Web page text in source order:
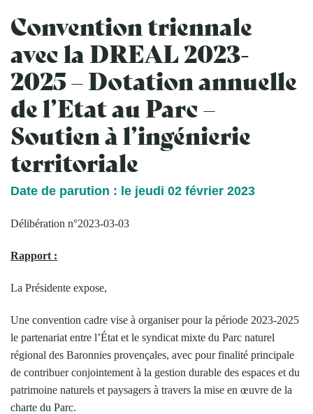
Convention triennale
avec la DREAL 2023-
2025 – Dotation annuelle
de l’Etat au Parc –
Soutien à l’ingénierie
territoriale
Date de parution : le jeudi 02 février 2023
Délibération n°2023-03-03
Rapport :
La Présidente expose,
Une convention cadre vise à organiser pour la période 2023-2025
le partenariat entre l’État et le syndicat mixte du Parc naturel
régional des Baronnies provençales, avec pour finalité principale
de contribuer conjointement à la gestion durable des espaces et du
patrimoine naturels et paysagers à travers la mise en œuvre de la
charte du Parc.